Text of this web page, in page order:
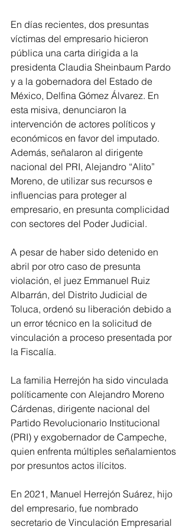
En días recientes, dos presuntas
víctimas del empresario hicieron
pública una carta dirigida a la
presidenta Claudia Sheinbaum Pardo
y a la gobernadora del Estado de
México, Delfina Gómez Álvarez. En
esta misiva, denunciaron la
intervención de actores políticos y
económicos en favor del imputado.
Además, señalaron al dirigente
nacional del PRI, Alejandro “Alito”
Moreno, de utilizar sus recursos e
influencias para proteger al
empresario, en presunta complicidad
con sectores del Poder Judicial.
A pesar de haber sido detenido en
abril por otro caso de presunta
violación, el juez Emmanuel Ruiz
Albarrán, del Distrito Judicial de
Toluca, ordenó su liberación debido a
un error técnico en la solicitud de
vinculación a proceso presentada por
la Fiscalía.
La familia Herrejón ha sido vinculada
políticamente con Alejandro Moreno
Cárdenas, dirigente nacional del
Partido Revolucionario Institucional
(PRI) y exgobernador de Campeche,
quien enfrenta múltiples señalamientos
por presuntos actos ilícitos.
En 2021, Manuel Herrejón Suárez, hijo
del empresario, fue nombrado
secretario de Vinculación Empresarial